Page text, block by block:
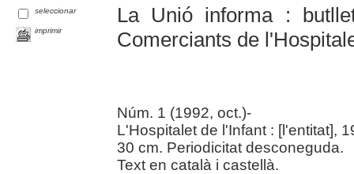
seleccionar
imprimir
La Unió informa :
Comerciants de
Núm. 1 (1992, oct.)-
L'Hospitalet de l'Infant : [l'entitat],
30 cm. Periodicitat desconeguda.
Text en català i castellà.